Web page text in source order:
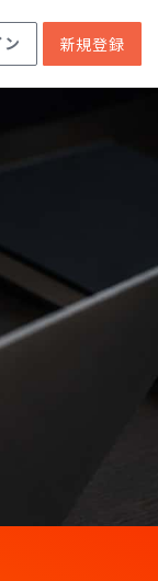
新規登録